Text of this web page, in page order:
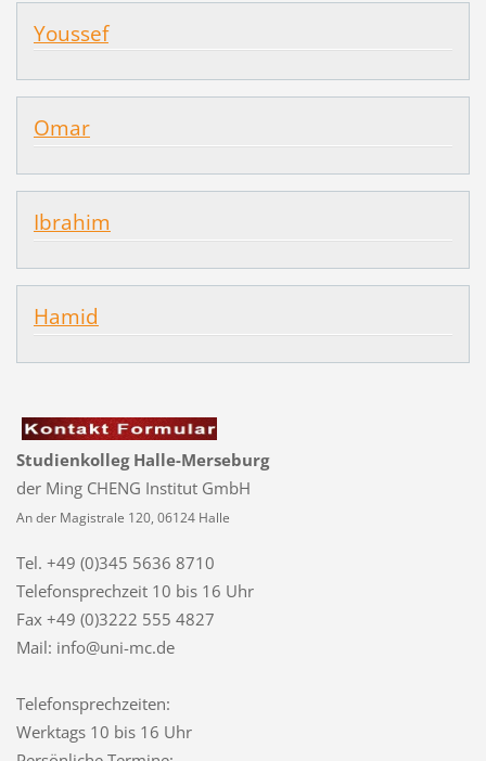
Youssef
Omar
Ibrahim
Hamid
Studienkolleg Halle-Merseburg
der Ming CHENG Institut GmbH
An der Magistrale 120, 06124 Halle
Tel. +49 (0)345 5636 8710
Telefonsprechzeit 10 bis 16 Uhr
Fax +49 (0)3222 555 4827
Mail: info@uni-mc.de
Telefonsprechzeiten:
Werktags 10 bis 16 Uhr